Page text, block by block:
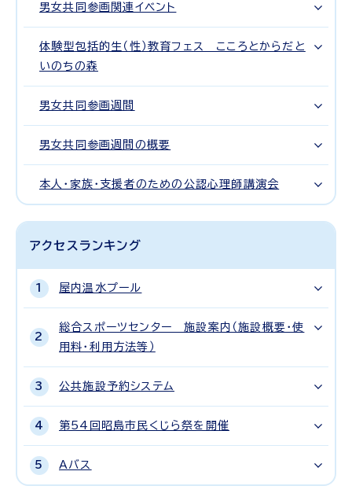
男女共同参画関連イベント
体験型包括的生（性）教育フェス こころとからだと
いのちの森
男女共同参画週間
男女共同参画週間の概要
本人・家族・支援者のための公認心理師講演会
アクセスランキング
屋内温水プール
総合スポーツセンター 施設案内（施設概要・使
用料・利用方法等）
公共施設予約システム
第54回昭島市民くじら祭を開催
Aバス